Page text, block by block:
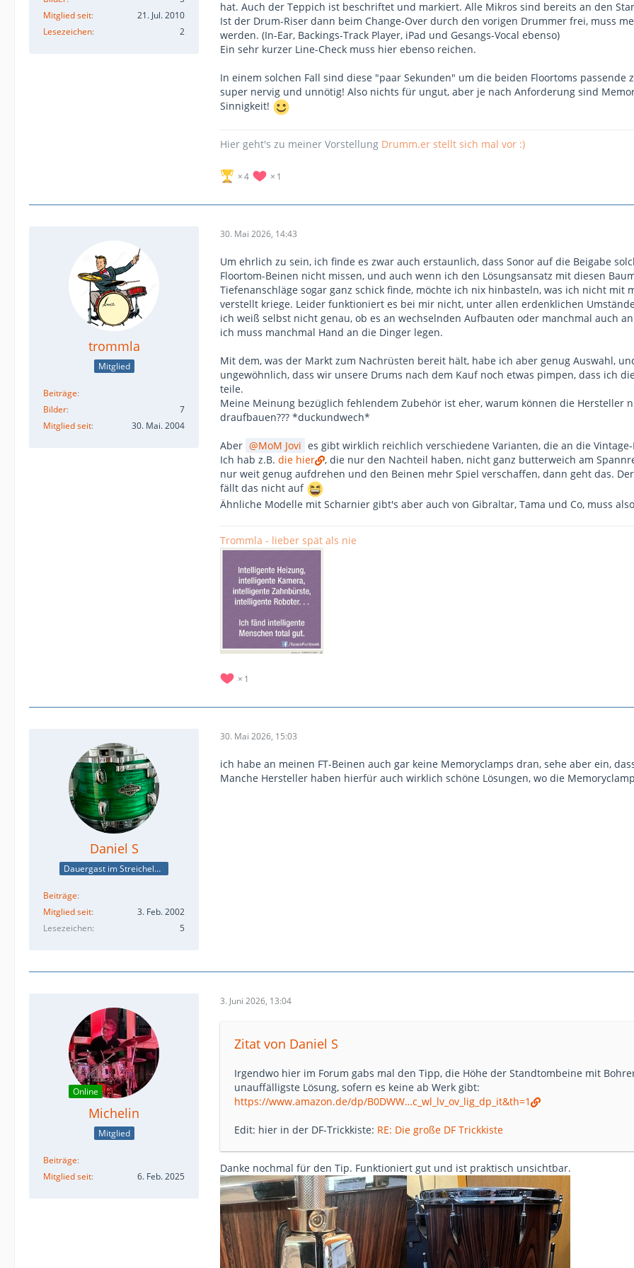
Mitglied seit
21. Jul. 2010
Lesezeichen
2
hat. Auch der Teppich ist beschriftet und markiert. Alle Mikros sind bereits an den
Ist der Drum-Riser dann beim Change-Over durch den vorigen Drummer frei, muss
werden. (In-Ear, Backings-Track Player, iPad und Gesangs-Vocal ebenso)
Ein sehr kurzer Line-Check muss hier ebenso reichen.
In einem solchen Fall sind diese "paar Sekunden" um die beiden Floortoms
super nervig und unnötig! Also nichts für ungut, aber je nach Anforderung sind
Sinnigkeit!
Hier geht's zu meiner Vorstellung Drumm.er stellt sich mal vor :)
4 1
trommla
Mitglied
Beiträge
Bilder
7
Mitglied seit
30. Mai. 2004
30. Mai 2026, 14:43
Um ehrlich zu sein, ich finde es zwar auch erstaunlich, dass Sonor auf die Beigabe
Floortom-Beinen nicht missen, und auch wenn ich den Lösungsansatz mit diesen
Tiefenanschläge sogar ganz schick finde, möchte ich nix hinbasteln, was ich nicht mit
verstellt kriege. Leider funktioniert es bei mir nicht, unter allen erdenklichen
ich weiß selbst nicht genau, ob es an wechselnden Aufbauten oder manchmal auch
ich muss manchmal Hand an die Dinger legen.
Mit dem, was der Markt zum Nachrüsten bereit hält, habe ich aber genug Auswahl,
ungewöhnlich, dass wir unsere Drums nach dem Kauf noch etwas pimpen, dass ich
teile.
Meine Meinung bezüglich fehlendem Zubehör ist eher, warum können die Hersteller
draufbauen??? *duckundwech*
Aber MoM Jovi es gibt wirklich reichlich verschiedene Varianten, die an die
Ich hab z.B. die hier
, die nur den Nachteil haben, nicht ganz butterweich am
nur weit genug aufdrehen und den Beinen mehr Spiel verschaffen, dann geht das.
fällt das nicht auf
Ähnliche Modelle mit Scharnier gibt's aber auch von Gibraltar, Tama und Co, muss
Trommla - lieber spät als nie
1
Daniel S
Dauergast im Streichelzoo
Beiträge
Mitglied seit
3. Feb. 2002
Lesezeichen
5
30. Mai 2026, 15:03
ich habe an meinen FT-Beinen auch gar keine Memoryclamps dran, sehe aber ein,
Manche Hersteller haben hierfür auch wirklich schöne Lösungen, wo die
Online
Michelin
Mitglied
Beiträge
Mitglied seit
6. Feb. 2025
3. Juni 2026, 13:04
Zitat von Daniel S
Irgendwo hier im Forum gabs mal den Tipp, die Höhe der Standtombeine mit
unauffälligste Lösung, sofern es keine ab Werk gibt:
https://www.amazon.de/dp/B0DWW…c_wl_lv_ov_lig_dp_it&th=1
Edit: hier in der DF-Trickkiste: RE: Die große DF Trickkiste
Danke nochmal für den Tip. Funktioniert gut und ist praktisch unsichtbar.